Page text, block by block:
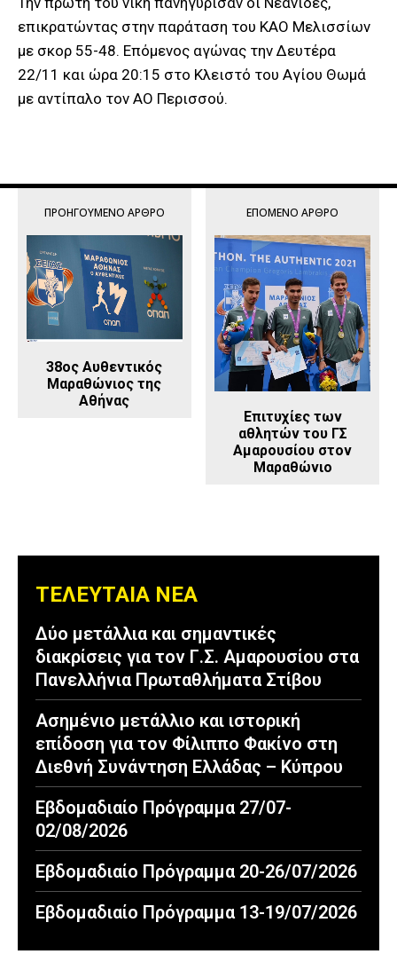
επικρατώντας στην παράταση του ΚΑΟ Μελισσίων
με σκορ 55-48. Επόμενος αγώνας την Δευτέρα
22/11 και ώρα 20:15 στο Κλειστό του Αγίου Θωμά
με αντίπαλο τον ΑΟ Περισσού.
ΠΡΟΗΓΟΎΜΕΝΟ ΆΡΘΡΟ
38ος Αυθεντικός
Μαραθώνιος της
Αθήνας
ΕΠΌΜΕΝΟ ΆΡΘΡΟ
Επιτυχίες των
αθλητών του ΓΣ
Αμαρουσίου στον
Μαραθώνιο
ΤΕΛΕΥΤΑΙΑ ΝΕΑ
Δύο μετάλλια και σημαντικές
διακρίσεις για τον Γ.Σ. Αμαρουσίου στα
Πανελλήνια Πρωταθλήματα Στίβου
Ασημένιο μετάλλιο και ιστορική
επίδοση για τον Φίλιππο Φακίνο στη
Διεθνή Συνάντηση Ελλάδας – Κύπρου
Εβδομαδιαίο Πρόγραμμα 27/07-
02/08/2026
Εβδομαδιαίο Πρόγραμμα 20-26/07/2026
Εβδομαδιαίο Πρόγραμμα 13-19/07/2026